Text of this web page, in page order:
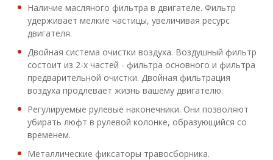
Наличие масляного фильтра в двигателе. Фильтр
удерживает мелкие частицы, увеличивая ресурс
двигателя.
Двойная система очистки воздуха. Воздушный фильтр
состоит из 2-х частей - фильтра основного и фильтра
предварительной очистки. Двойная фильтрация
воздуха продлевает жизнь вашему двигателю.
Регулируемые рулевые наконечники. Они позволяют
убирать люфт в рулевой колонке, образующийся со
временем.
Металлические фиксаторы травосборника.